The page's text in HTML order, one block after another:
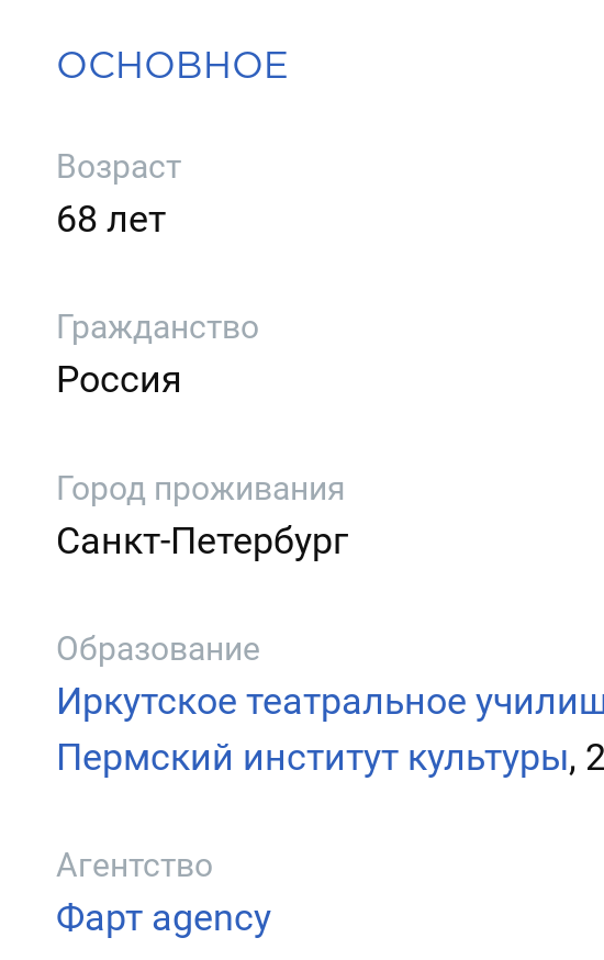
ОСНОВНОЕ
Возраст
68 лет
Гражданство
Россия
Город проживания
Санкт-Петербург
Образование
Иркутское театральное
Пермский институт культуры,
Агентство
Фарт agency